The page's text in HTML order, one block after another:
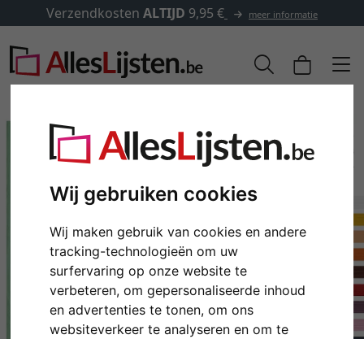
Wij gebruiken cookies
Wij maken gebruik van cookies en andere
tracking-technologieën om uw
surfervaring op onze website te
verbeteren, om gepersonaliseerde inhoud
en advertenties te tonen, om ons
websiteverkeer te analyseren en om te
Verzendkosten ALTIJD 9,95 € meer informatie
Terug